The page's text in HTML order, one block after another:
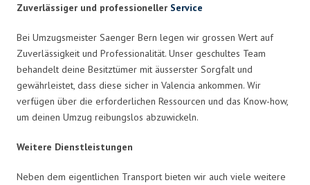
Zuverlässiger und professioneller Service
Bei Umzugsmeister Saenger Bern legen wir grossen Wert auf
Zuverlässigkeit und Professionalität. Unser geschultes Team
behandelt deine Besitztümer mit äusserster Sorgfalt und
gewährleistet, dass diese sicher in Valencia ankommen. Wir
verfügen über die erforderlichen Ressourcen und das Know-how,
um deinen Umzug reibungslos abzuwickeln.
Weitere Dienstleistungen
Neben dem eigentlichen Transport bieten wir auch viele weitere